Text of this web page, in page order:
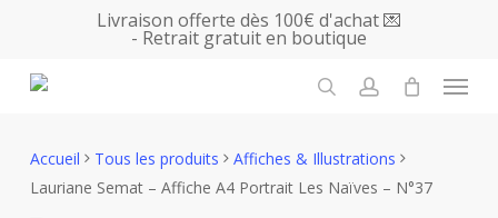
main
Livraison offerte dès 100€ d'achat 💌
- Retrait gratuit en boutique
Menu
Accueil Tous les produits
Affiches & Illustrations
Lauriane Semat – Affiche A4 Portrait Les Naïves – N°37